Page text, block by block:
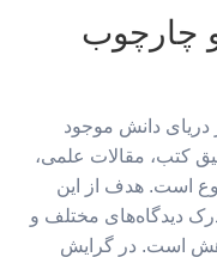
چارچوب
دریای دانش موجود
کتب، مقالات علمی،
است. هدف از این
دیدگاه‌های مختلف و
است. در گرایش